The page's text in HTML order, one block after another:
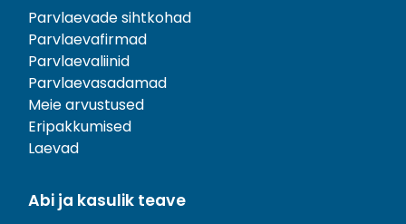
Parvlaevade sihtkohad
Parvlaevafirmad
Parvlaevaliinid
Parvlaevasadamad
Meie arvustused
Eripakkumised
Laevad
Abi ja kasulik teave